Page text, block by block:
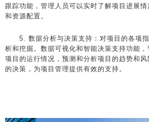
跟踪功能，管理人员可以实时了解项目进展
和资源配置。
5. 数据分析与决策支持：对项目的各项指
析和挖掘。数据可视化和智能决策支持功能
项目的运行情况，预测和分析项目的趋势和
的决策，为项目管理提供有效的支持。